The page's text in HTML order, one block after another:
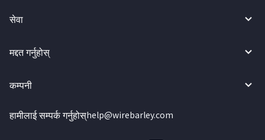
सेवा
मद्दत गर्नुहोस्
कम्पनी
हामीलाई सम्पर्क गर्नुहोस्help@wirebarley.com